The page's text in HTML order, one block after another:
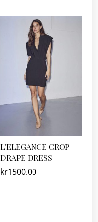
L’ELEGANCE CROP
DRAPE DRESS
kr1500.00